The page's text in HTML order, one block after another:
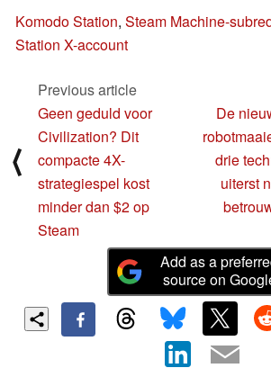
Komodo Station, Steam Machine-
Station X-account
⟨
Previous article
Geen geduld voor
Civilization? Dit
compacte 4X-
strategiespel kost
minder dan $2 op
Steam
De
drie
uiterst
Add as a
source on